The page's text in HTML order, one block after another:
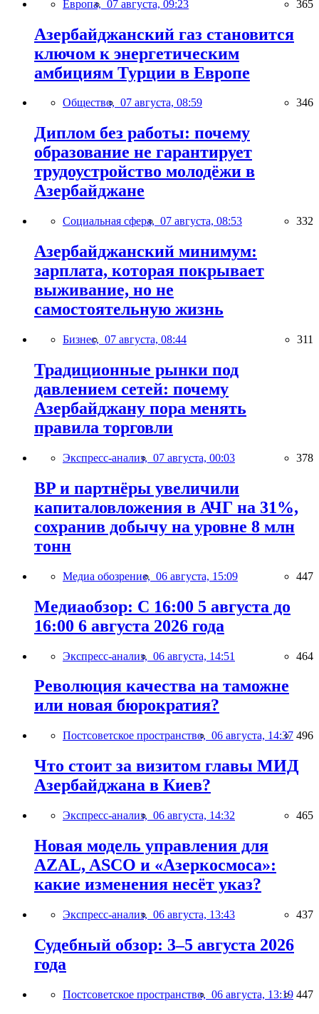
Европа, 07 августа, 09:23 365
Азербайджанский газ становится
ключом к энергетическим
амбициям Турции в Европе
Общество, 07 августа, 08:59 346
Диплом без работы: почему
образование не гарантирует
трудоустройство молодёжи в
Азербайджане
Социальная сфера, 07 августа, 08:53 332
Азербайджанский минимум:
зарплата, которая покрывает
выживание, но не
самостоятельную жизнь
Бизнес, 07 августа, 08:44 311
Традиционные рынки под
давлением сетей: почему
Азербайджану пора менять
правила торговли
Экспресс-анализ, 07 августа, 00:03 378
BP и партнёры увеличили
капиталовложения в АЧГ на 31%,
сохранив добычу на уровне 8 млн
тонн
Медиа обозрение, 06 августа, 15:09 447
Медиаобзор: С 16:00 5 августа до
16:00 6 августа 2026 года
Экспресс-анализ, 06 августа, 14:51 464
Революция качества на таможне
или новая бюрократия?
Постсоветское пространство, 06 августа, 14:37 496
Что стоит за визитом главы МИД
Азербайджана в Киев?
Экспресс-анализ, 06 августа, 14:32 465
Новая модель управления для
AZAL, ASCO и «Азеркосмоса»:
какие изменения несёт указ?
Экспресс-анализ, 06 августа, 13:43 437
Судебный обзор: 3–5 августа 2026
года
Постсоветское пространство, 06 августа, 13:19 447